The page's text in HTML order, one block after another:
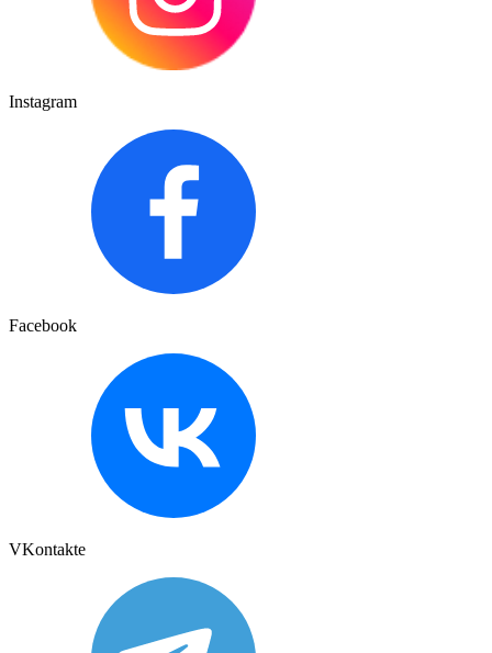
Instagram
Facebook
VKontakte